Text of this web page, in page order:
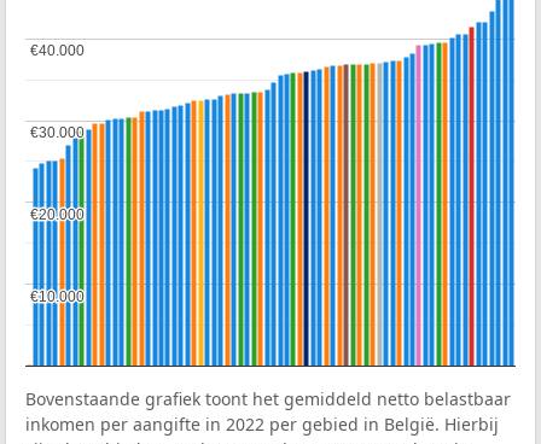
€10.000
€10.000
€20.000
€20.000
€30.000
€30.000
€40.000
€40.000
Bovenstaande grafiek toont het gemiddeld netto belastbaar
inkomen per aangifte in 2022 per gebied in België. Hierbij